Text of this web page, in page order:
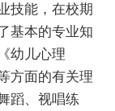
技能，在校期
基本的专业知
幼儿心理
方面的有关理
蹈、视唱练